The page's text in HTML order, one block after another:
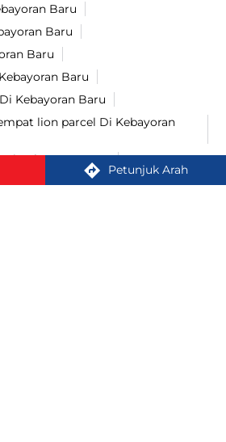
Petunjuk Arah
Baru
Baru
Baru
Baru
Kebayoran Baru
lion parcel Di Kebayoran
Kebayoran Baru
Kebayoran Baru